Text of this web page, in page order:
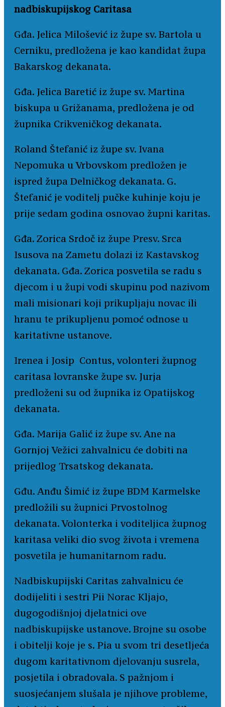
nadbiskupijskog Caritasa
Gđa. Jelica Milošević iz župe sv. Bartola u
Cerniku, predložena je kao kandidat župa
Bakarskog dekanata.
Gđa. Jelica Baretić iz župe sv. Martina
biskupa u Grižanama, predložena je od
župnika Crikveničkog dekanata.
Roland Štefanić iz župe sv. Ivana
Nepomuka u Vrbovskom predložen je
ispred župa Delničkog dekanata. G.
Štefanić je voditelj pučke kuhinje koju je
prije sedam godina osnovao župni karitas.
Gđa. Zorica Srdoč iz župe Presv. Srca
Isusova na Zametu dolazi iz Kastavskog
dekanata. Gđa. Zorica posvetila se radu s
djecom i u župi vodi skupinu pod nazivom
mali misionari koji prikupljaju novac ili
hranu te prikupljenu pomoć odnose u
karitativne ustanove.
Irenea i Josip Contus, volonteri župnog
caritasa lovranske župe sv. Jurja
predloženi su od župnika iz Opatijskog
dekanata.
Gđa. Marija Galić iz župe sv. Ane na
Gornjoj Vežici zahvalnicu će dobiti na
prijedlog Trsatskog dekanata.
Gđu. Anđu Šimić iz župe BDM Karmelske
predložili su župnici Prvostolnog
dekanata. Volonterka i voditeljica župnog
karitasa veliki dio svog života i vremena
posvetila je humanitarnom radu.
Nadbiskupijski Caritas zahvalnicu će
dodijeliti i sestri Pii Norac Kljajo,
dugogodišnjoj djelatnici ove
nadbiskupijske ustanove. Brojne su osobe
i obitelji koje je s. Pia u svom tri desetljeća
dugom karitativnom djelovanju susrela,
posjetila i obradovala. S pažnjom i
suosjećanjem slušala je njihove probleme,